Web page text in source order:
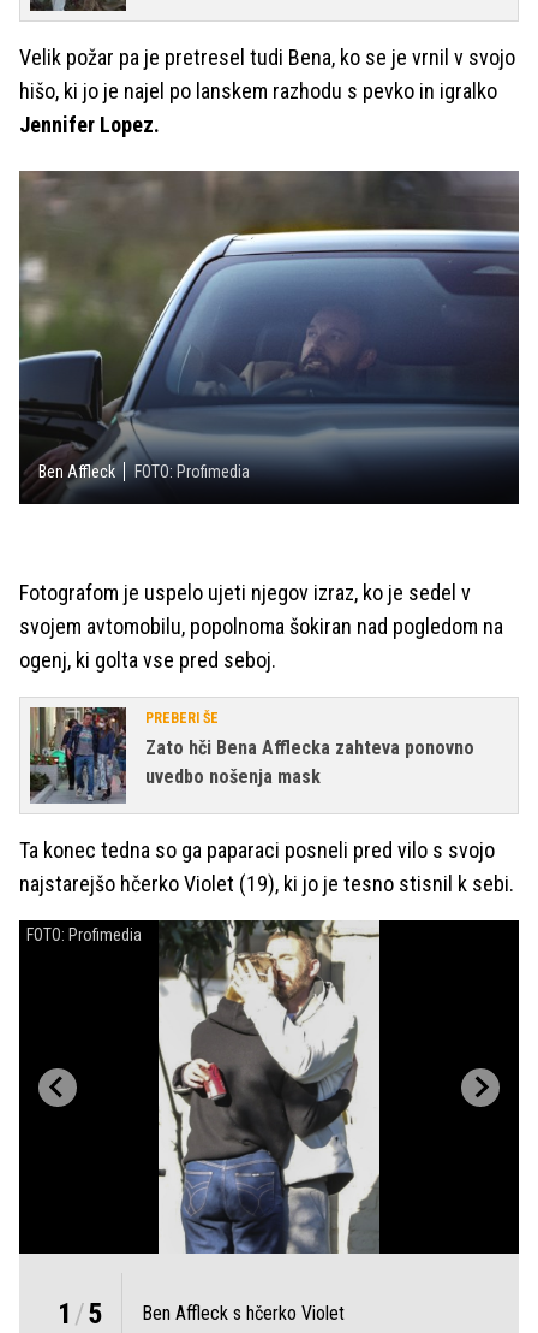
Velik požar pa je pretresel tudi Bena, ko se je vrnil v svojo
hišo, ki jo je najel po lanskem razhodu s pevko in igralko
Jennifer Lopez.
Ben Affleck FOTO: Profimedia
Fotografom je uspelo ujeti njegov izraz, ko je sedel v
svojem avtomobilu, popolnoma šokiran nad pogledom na
ogenj, ki golta vse pred seboj.
PREBERI ŠE
Zato hči Bena Afflecka zahteva ponovno
uvedbo nošenja mask
Ta konec tedna so ga paparaci posneli pred vilo s svojo
najstarejšo hčerko Violet (19), ki jo je tesno stisnil k sebi.
FOTO: Profimedia
1 /5 Ben Affleck s hčerko Violet